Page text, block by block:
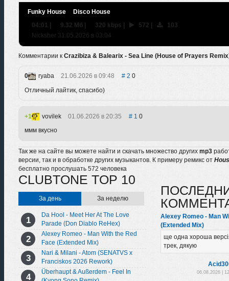
Funky House
Disco House
04:01 | 9.32 Мб | 320 kbps | 572 |
103
Nicksher 31.05.2026 в 03:04
Комментарии к Crazibiza & Balearix - Sea Line (House of Prayers
0 ryaba 21.06.2026 в 09:48 2 0
Отличный лайтик, спасибо)
1 vovilek 01.06.2026 в 20:35 1 0
ммм вкусно
Так же на сайте вы можете найти и скачать множество других mp3
версии, так и в обработке других музыкантов. К примеру ремикс от
бесплатно прослушать 572 человека
CLUBTONE TOP 10
За день За неделю
Da Hool - Meet Her At The Love
Parade (Don Diablo ReHex)
Alexey Romeo - Man With the Red
Face (Extended Mix)
Nari & Milani - Atom (SENATVS x
Franciskos 2026 Rework)
Überhaupt & Außerdem - Feel In
Alexey Romeo - Man
(Extended Mix)
ще одна хороша
трек, дякую
06.08.2026 |